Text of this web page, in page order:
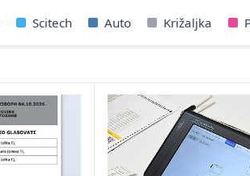
Scitech Auto Križaljka